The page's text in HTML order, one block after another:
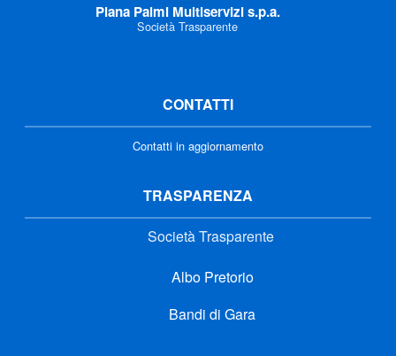
Piana Palmi Multiservizi s.p.a.
Società Trasparente
CONTATTI
Contatti in aggiornamento
TRASPARENZA
Società Trasparente
Albo Pretorio
Bandi di Gara